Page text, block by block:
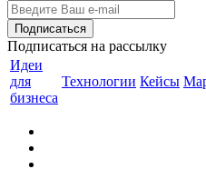
Подписаться на рассылку
Идеи
для
бизнеса
Технологии Кейсы